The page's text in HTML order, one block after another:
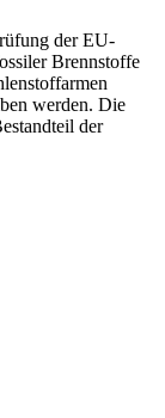
der EU-
Brennstoffe
werden. Die
der